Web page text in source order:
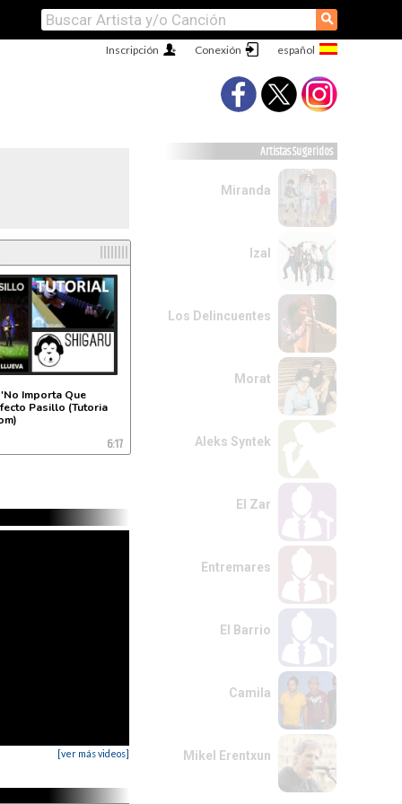
⚲
Conexión
Inscripción
Importa Que
Pasillo (Tutoria
6:17
[ver más videos]
Artistas Sugeridos
Miranda
Izal
Los Delincuentes
Morat
Aleks Syntek
El Zar
Entremares
El Barrio
Camila
Mikel Erentxun